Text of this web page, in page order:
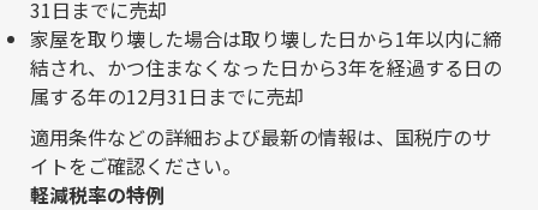
31日までに売却
家屋を取り壊した場合は取り壊した日から1年以内に締
結され、かつ住まなくなった日から3年を経過する日の
属する年の12月31日までに売却
適用条件などの詳細および最新の情報は、 国税庁のサ
イトをご確認ください。
軽減税率の特例